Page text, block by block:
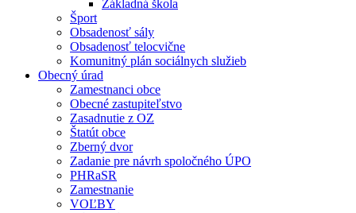
Základná škola
Šport
Obsadenosť sály
Obsadenosť telocvične
Komunitný plán sociálnych služieb
Obecný úrad
Zamestnanci obce
Obecné zastupiteľstvo
Zasadnutie z OZ
Štatút obce
Zberný dvor
Zadanie pre návrh spoločného ÚPO
PHRaSR
Zamestnanie
VOĽBY